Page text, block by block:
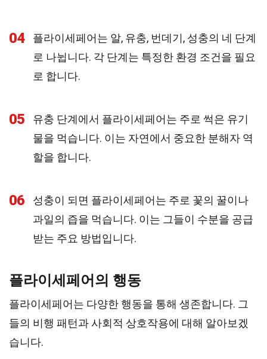
04
플라이세페어는 알, 유충, 번데기, 성충의 네 단계
로 나뉩니다. 각 단계는 특정한 환경 조건을 필요
로 합니다.
05
유충 단계에서 플라이세페어는 주로 썩은 유기
물을 먹습니다. 이는 자연에서 중요한 분해자 역
할을 합니다.
06
성충이 되면 플라이세페어는 주로 꽃의 꿀이나
과일의 즙을 먹습니다. 이는 그들이 수분을 공급
받는 주요 방법입니다.
플라이세페어의 행동
플라이세페어는 다양한 행동을 통해 생존합니다. 그
들의 비행 패턴과 사회적 상호작용에 대해 알아보겠
습니다.